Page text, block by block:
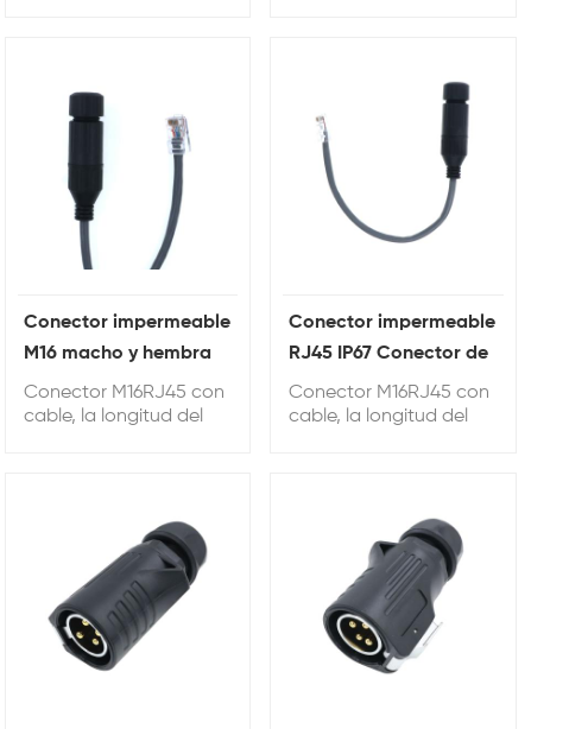
Conector impermeable
M16 macho y hembra
con cable
Conector M16RJ45 con
cable, la longitud del
Conector impermeable
RJ45 IP67 Conector de
ruta de red Ethernet
M16
Conector M16RJ45 con
cable, la longitud del